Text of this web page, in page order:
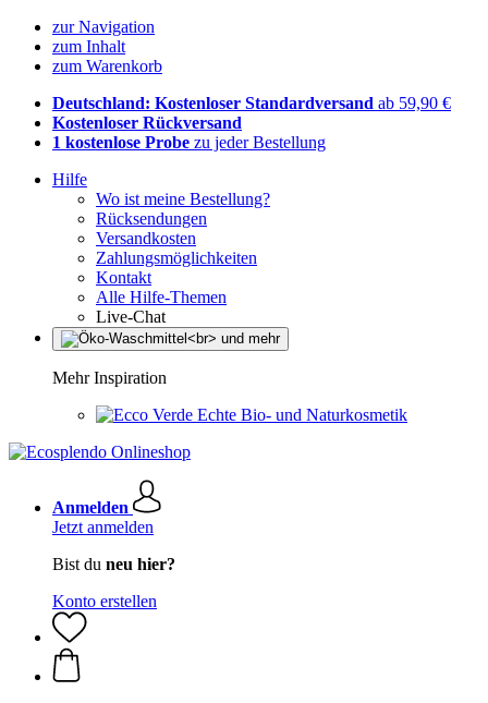
zur Navigation
zum Inhalt
zum Warenkorb
Deutschland: Kostenloser Standardversand ab 59,90 €
Kostenloser Rückversand
1 kostenlose Probe zu jeder Bestellung
Hilfe
Wo ist meine Bestellung?
Rücksendungen
Versandkosten
Zahlungsmöglichkeiten
Kontakt
Alle Hilfe-Themen
Live-Chat
Mehr Inspiration
Echte Bio- und Naturkosmetik
Anmelden
Jetzt anmelden
Bist du neu hier?
Konto erstellen